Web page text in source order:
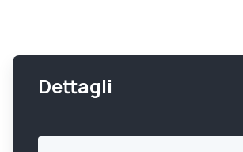
Dettagli